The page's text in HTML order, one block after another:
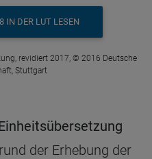
IN DER LUT LESEN
revidiert 2017, © 2016 Deutsche
Stuttgart
der Erhebung der